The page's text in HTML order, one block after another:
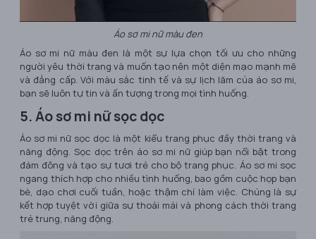
Áo sơ mi nữ màu đen
Áo sơ mi nữ màu đen là một sự lựa chọn tối ưu cho những
người yêu thời trang và muốn tạo nên một diện mạo mạnh mẽ
và đẳng cấp. Với màu sắc tinh tế và sự lịch lãm của áo sơ mi,
bạn sẽ luôn tự tin và ấn tượng trong mọi tình huống.
5. Áo sơ mi nữ sọc dọc
Áo sơ mi nữ sọc dọc là một kiểu trang phục đầy thời trang và
năng động. Sọc dọc trên áo sơ mi nữ giúp bạn nổi bật trong
đám đông và tạo sự tươi trẻ cho bộ trang phục. Áo sơ mi sọc
ngang thích hợp cho nhiều tình huống, bao gồm cuộc họp bạn
bè, dạo chơi cuối tuần, hoặc thậm chí làm việc. Chúng là sự
kết hợp tuyệt vời giữa sự thoải mái và phong cách thời trang
trẻ trung, năng động.